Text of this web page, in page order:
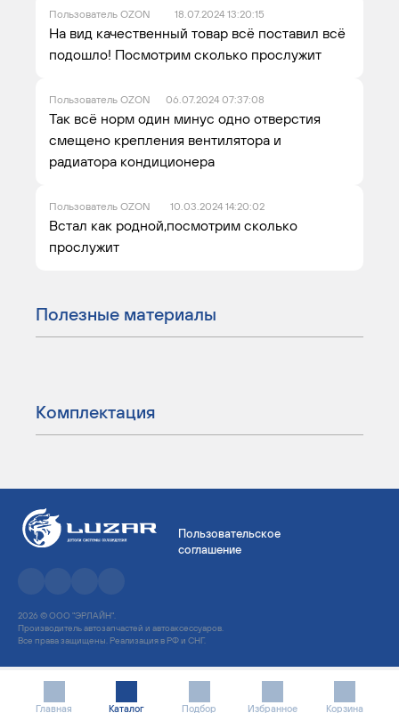
Главная Каталог Подбор Избранное Корзина
Пользователь OZON 18.07.2024 13:20:15
На вид качественный товар всё поставил всё
подошло! Посмотрим сколько прослужит
Пользователь OZON 06.07.2024 07:37:08
Так всё норм один минус одно отверстия
смещено крепления вентилятора и
радиатора кондиционера
Пользователь OZON 10.03.2024 14:20:02
Встал как родной,посмотрим сколько
прослужит
Полезные материалы
Комплектация
Пользовательское
соглашение
2026 © ООО "ЭРЛАЙН".
Производитель автозапчастей и автоаксессуаров.
Все права защищены. Реализация в РФ и СНГ.